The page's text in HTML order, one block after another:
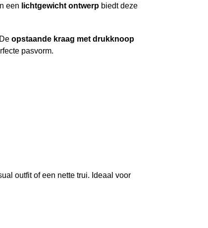
een lichtgewicht ontwerpbiedt deze
opstaande kraag met drukknoop
pasvorm.
outfit of een nette trui. Ideaal voor